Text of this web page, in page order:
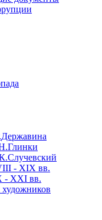
- XIX вв.
- XXI вв.